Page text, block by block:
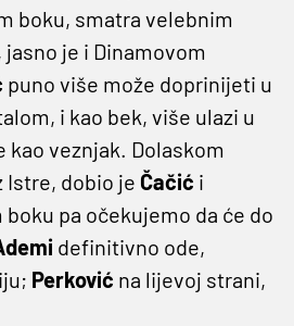
boku, smatra velebnim
je i Dinamovom
puno više može doprinijeti u
i kao bek, više ulazi u
kao veznjak. Dolaskom
Istre, dobio je Čačić i
pa očekujemo da će do
definitivno ode,
Perković na lijevoj strani,